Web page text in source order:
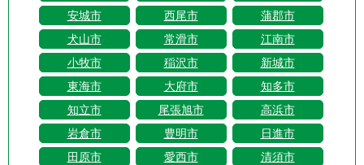
安城市
西尾市
蒲郡市
犬山市
常滑市
江南市
小牧市
稲沢市
新城市
東海市
大府市
知多市
知立市
尾張旭市
高浜市
岩倉市
豊明市
日進市
田原市
愛西市
清須市